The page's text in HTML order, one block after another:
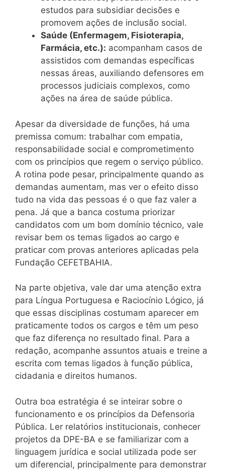
estudos para subsidiar decisões e
promovem ações de inclusão social.
Saúde (Enfermagem, Fisioterapia,
Farmácia, etc.): acompanham casos de
assistidos com demandas específicas
nessas áreas, auxiliando defensores em
processos judiciais complexos, como
ações na área de saúde pública.
Apesar da diversidade de funções, há uma
premissa comum: trabalhar com empatia,
responsabilidade social e comprometimento
com os princípios que regem o serviço público.
A rotina pode pesar, principalmente quando as
demandas aumentam, mas ver o efeito disso
tudo na vida das pessoas é o que faz valer a
pena. Já que a banca costuma priorizar
candidatos com um bom domínio técnico, vale
revisar bem os temas ligados ao cargo e
praticar com provas anteriores aplicadas pela
Fundação CEFETBAHIA.
Na parte objetiva, vale dar uma atenção extra
para Língua Portuguesa e Raciocínio Lógico, já
que essas disciplinas costumam aparecer em
praticamente todos os cargos e têm um peso
que faz diferença no resultado final. Para a
redação, acompanhe assuntos atuais e treine a
escrita com temas ligados à função pública,
cidadania e direitos humanos.
Outra boa estratégia é se inteirar sobre o
funcionamento e os princípios da Defensoria
Pública. Ler relatórios institucionais, conhecer
projetos da DPE-BA e se familiarizar com a
linguagem jurídica e social utilizada pode ser
um diferencial, principalmente para demonstrar